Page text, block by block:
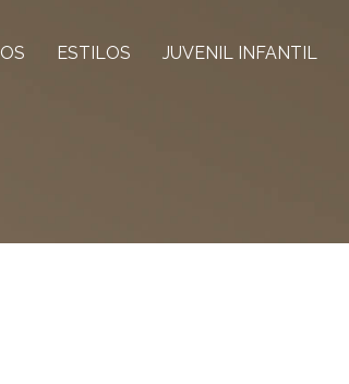
ESTILOS JUVENIL INFANTIL